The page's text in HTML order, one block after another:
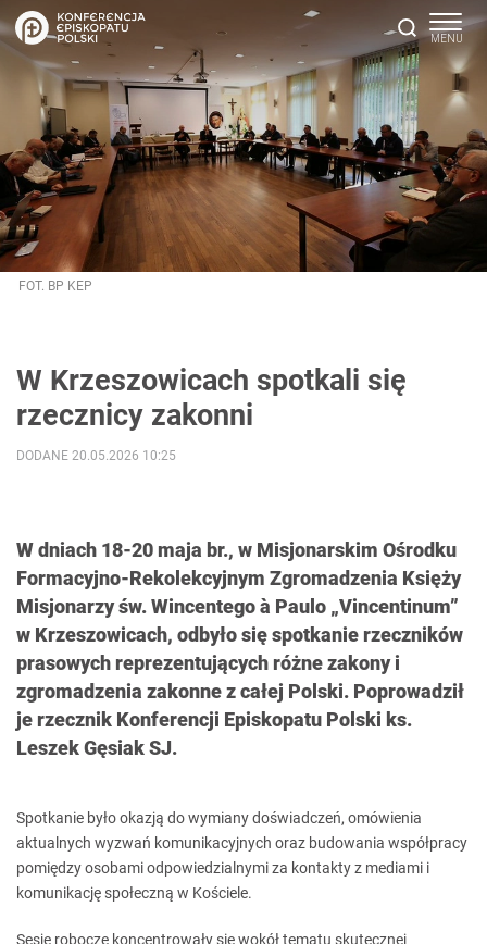
FOT. BP KEP
W Krzeszowicach spotkali się
rzecznicy zakonni
W dniach 18-20 maja br., w Misjonarskim Ośrodku
Formacyjno-Rekolekcyjnym Zgromadzenia Księży
Misjonarzy św. Wincentego à Paulo „Vincentinum”
w Krzeszowicach, odbyło się spotkanie rzeczników
prasowych reprezentujących różne zakony i
zgromadzenia zakonne z całej Polski. Poprowadził
je rzecznik Konferencji Episkopatu Polski ks.
Leszek Gęsiak SJ.
DODANE 20.05.2026 10:25
Spotkanie było okazją do wymiany doświadczeń, omówienia
aktualnych wyzwań komunikacyjnych oraz budowania współpracy
pomiędzy osobami odpowiedzialnymi za kontakty z mediami i
komunikację społeczną w Kościele.
Sesje robocze koncentrowały się wokół tematu skutecznej